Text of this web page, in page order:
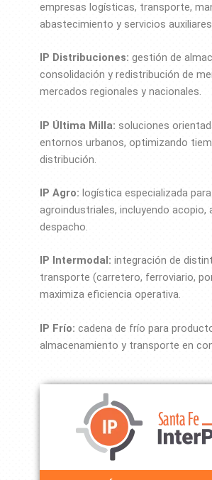
empresas logísticas, transporte,
abastecimiento y servicios
IP Distribuciones: gestión de
consolidación y redistribución de
mercados regionales y nacionales.
IP Última Milla: soluciones
entornos urbanos, optimizando
distribución.
IP Agro: logística especializada
agroindustriales, incluyendo
despacho.
IP Intermodal: integración de
transporte (carretero, ferroviario,
maximiza eficiencia operativa.
IP Frío: cadena de frío para
almacenamiento y transporte en